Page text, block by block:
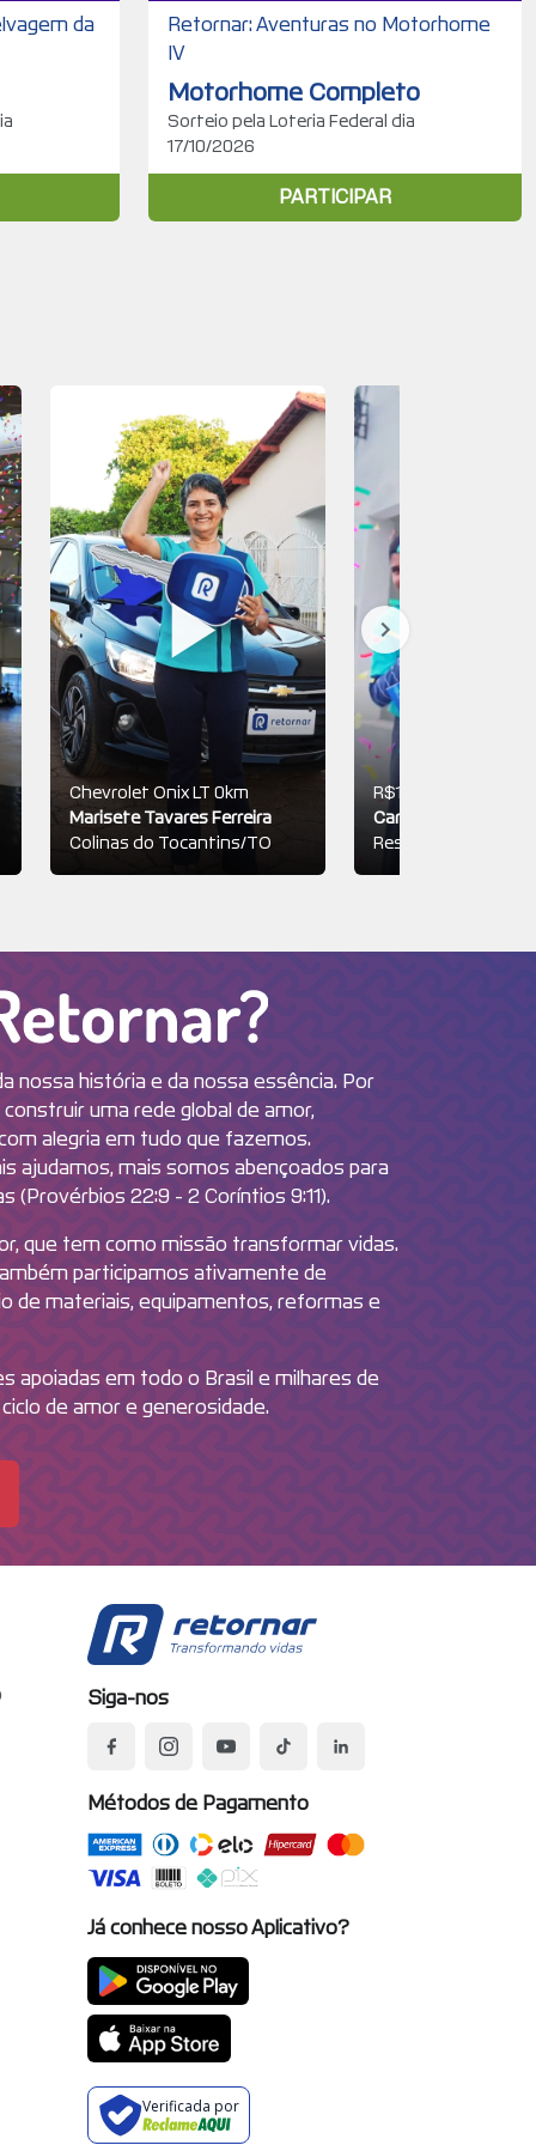
da
Retornar: Aventuras no Motorhome
IV
Motorhome Completo
Sorteio pela Loteria Federal dia
17/10/2026
PARTICIPAR
Chevrolet Onix LT 0km
Marisete Tavares Ferreira
Colinas do Tocantins/TO
R$150.000,00
Carlos Teixeira
Resende/RJ
nossa história e da nossa essência. Por
uma rede global de amor,
alegria em tudo que fazemos.
ajudamos, mais somos abençoados para
(Provérbios 22:9 - 2 Coríntios 9:11).
que tem como missão transformar vidas.
participamos ativamente de
de materiais, equipamentos, reformas e
apoiadas em todo o Brasil e milhares de
de amor e generosidade.
Siga-nos
Métodos de Pagamento
Já conhece nosso Aplicativo?
Verificada por